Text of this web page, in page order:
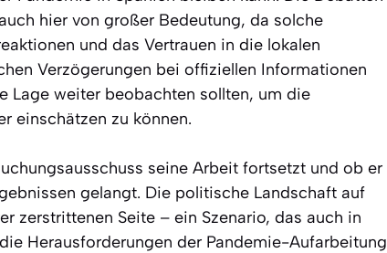
hier von großer Bedeutung, da solche
und das Vertrauen in die lokalen
Verzögerungen bei offiziellen Informationen
Lage weiter beobachten sollten, um die
einschätzen zu können.
seine Arbeit fortsetzt und ob er
gelangt. Die politische Landschaft auf
zerstrittenen Seite – ein Szenario, das auch in
Herausforderungen der Pandemie-Aufarbeitung